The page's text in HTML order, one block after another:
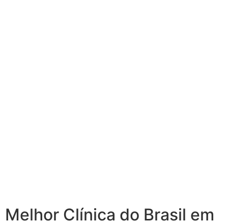
Melhor Clínica do Brasil em